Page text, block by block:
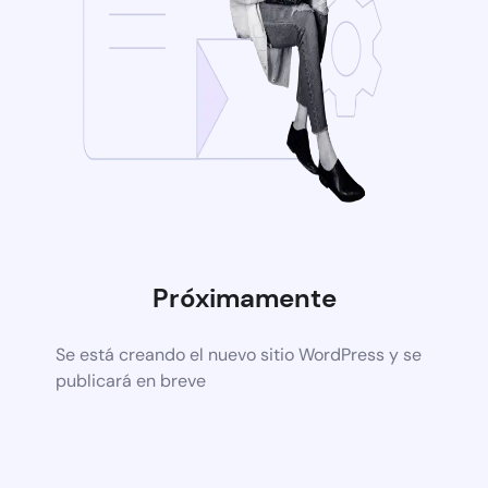
Próximamente
Se está creando el nuevo sitio WordPress y se
publicará en breve